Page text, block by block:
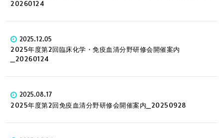
20260124
2025.12.05
2025年度第2回臨床化学・免疫血清分野研修会開催案内
_20260124
2025.08.17
2025年度第2回免疫血清分野研修会開催案内_20250928